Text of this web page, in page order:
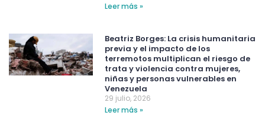
Leer más »
Beatriz Borges: La crisis humanitaria
previa y el impacto de los
terremotos multiplican el riesgo de
trata y violencia contra mujeres,
niñas y personas vulnerables en
Venezuela
29 julio, 2026
Leer más »